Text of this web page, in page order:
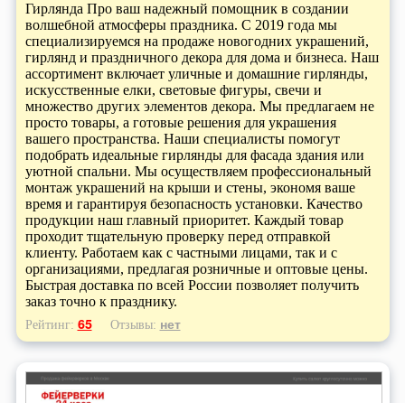
Гирлянда Про ваш надежный помощник в создании
волшебной атмосферы праздника. С 2019 года мы
специализируемся на продаже новогодних украшений,
гирлянд и праздничного декора для дома и бизнеса. Наш
ассортимент включает уличные и домашние гирлянды,
искусственные елки, световые фигуры, свечи и
множество других элементов декора. Мы предлагаем не
просто товары, а готовые решения для украшения
вашего пространства. Наши специалисты помогут
подобрать идеальные гирлянды для фасада здания или
уютной спальни. Мы осуществляем профессиональный
монтаж украшений на крыши и стены, экономя ваше
время и гарантируя безопасность установки. Качество
продукции наш главный приоритет. Каждый товар
проходит тщательную проверку перед отправкой
клиенту. Работаем как с частными лицами, так и с
организациями, предлагая розничные и оптовые цены.
Быстрая доставка по всей России позволяет получить
заказ точно к празднику.
Рейтинг: 65 Отзывы: нет